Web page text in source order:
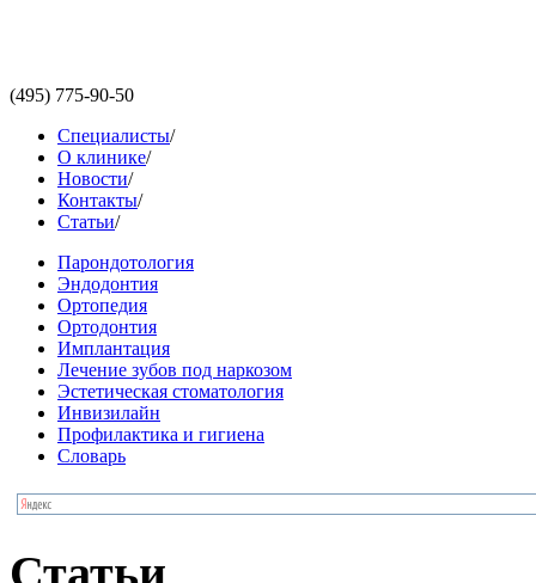
(495) 775-90-50
Специалисты/
О клинике/
Новости/
Контакты/
Статьи/
Парондотология
Эндодонтия
Ортопедия
Ортодонтия
Имплантация
Лечение зубов под наркозом
Эстетическая стоматология
Инвизилайн
Профилактика и гигиена
Словарь